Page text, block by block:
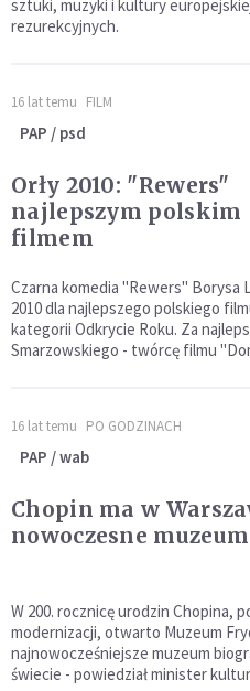
sztuki, muzyki i kultury
rezurekcyjnych.
16 lat temu FILM
PAP / psd
Orły 2010: "Rewers"
najlepszym polskim
filmem
Czarna komedia "Rewers" Borysa
2010 dla najlepszego polskiego
kategorii Odkrycie Roku. Za
Smarzowskiego - twórcę filmu
16 lat temu PO GODZINACH
PAP / wab
Chopin ma w
nowoczesne muzeum
W 200. rocznicę urodzin Chopina,
modernizacji, otwarto Muzeum
najnowocześniejsze muzeum
świecie - powiedział minister